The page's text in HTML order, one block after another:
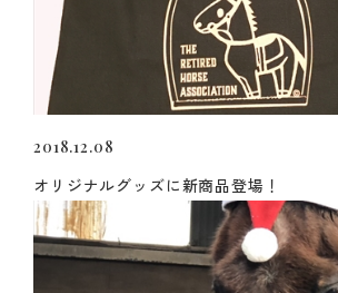
2018.12.08
オリジナルグッズに新商品登場！